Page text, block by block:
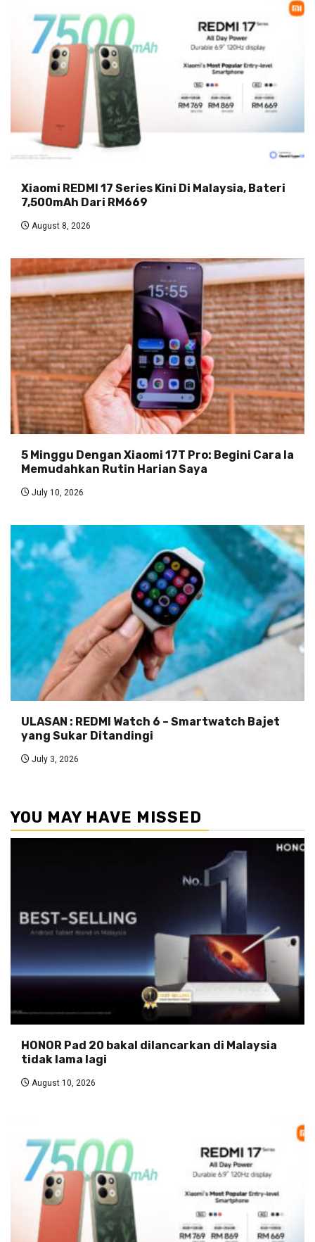
Xiaomi REDMI 17 Series Kini Di Malaysia, Bateri
7,500mAh Dari RM669
August 8, 2026
5 Minggu Dengan Xiaomi 17T Pro: Begini Cara Ia
Memudahkan Rutin Harian Saya
July 10, 2026
ULASAN : REDMI Watch 6 – Smartwatch Bajet
yang Sukar Ditandingi
July 3, 2026
YOU MAY HAVE MISSED
HONOR Pad 20 bakal dilancarkan di Malaysia
tidak lama lagi
August 10, 2026